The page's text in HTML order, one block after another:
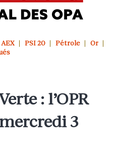
AEX PSI 20 Pétrole
Or
: l’OPR
3